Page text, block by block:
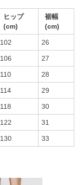
ヒップ
(cm)
裾幅
(cm)
102 26
106 27
110 28
114 29
118 30
122 31
130 33